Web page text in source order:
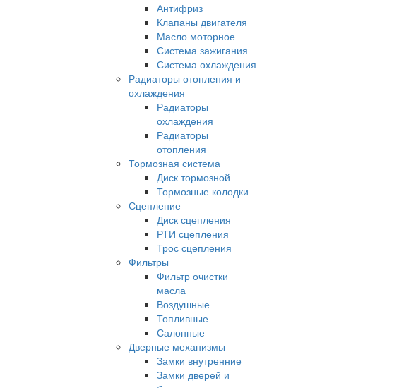
Антифриз
Клапаны двигателя
Масло моторное
Система зажигания
Система охлаждения
Радиаторы отопления и
охлаждения
Радиаторы
охлаждения
Радиаторы
отопления
Тормозная система
Диск тормозной
Тормозные колодки
Сцепление
Диск сцепления
РТИ сцепления
Трос сцепления
Фильтры
Фильтр очистки
масла
Воздушные
Топливные
Салонные
Дверные механизмы
Замки внутренние
Замки дверей и